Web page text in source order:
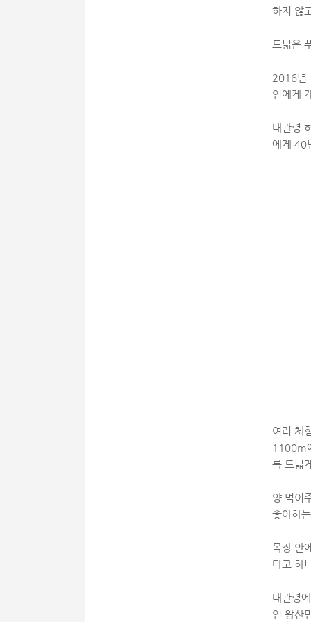
하지 않
드넓은
2016년
인에게
대관령
에게 40
여러 체
1100m
록 드넓
양 먹이
좋아하
목장 안
다고 하
대관령
인 왕산